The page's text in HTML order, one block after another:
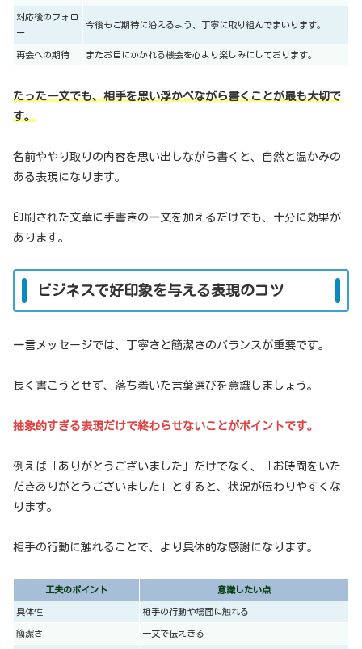
対応後のフォロ
ー
今後もご期待に沿えるよう、丁寧に取り組んでまいります。
再会への期待 またお目にかかれる機会を心より楽しみにしております。
たった一文でも、相手を思い浮かべながら書くことが最も大切で
す。
名前ややり取りの内容を思い出しながら書くと、自然と温かみの
ある表現になります。
印刷された文章に手書きの一文を加えるだけでも、十分に効果が
あります。
ビジネスで好印象を与える表現のコツ
一言メッセージでは、丁寧さと簡潔さのバランスが重要です。
長く書こうとせず、落ち着いた言葉選びを意識しましょう。
抽象的すぎる表現だけで終わらせないことがポイントです。
例えば「ありがとうございました」だけでなく、「お時間をいた
だきありがとうございました」とすると、状況が伝わりやすくな
ります。
相手の行動に触れることで、より具体的な感謝になります。
工夫のポイント 意識したい点
具体性 相手の行動や場面に触れる
簡潔さ 一文で伝えきる